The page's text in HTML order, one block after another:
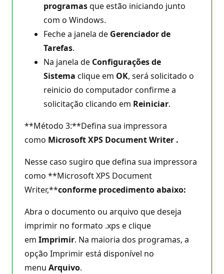
programasque estão iniciando junto
com o Windows.
Feche a janela de Gerenciador de
Tarefas.
Na janela de Configurações de
Sistema clique em OK, será solicitado o
reinicio do computador confirme a
solicitação clicando em Reiniciar.
**Método 3:**Defina sua impressora
como Microsoft XPS Document Writer .
Nesse caso sugiro que defina sua impressora
como **Microsoft XPS Document
Writer,**conforme procedimento abaixo:
Abra o documento ou arquivo que deseja
imprimir no formato .xps e clique
em Imprimir. Na maioria dos programas, a
opção Imprimir está disponível no
menu Arquivo.